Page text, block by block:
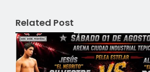
Related Post